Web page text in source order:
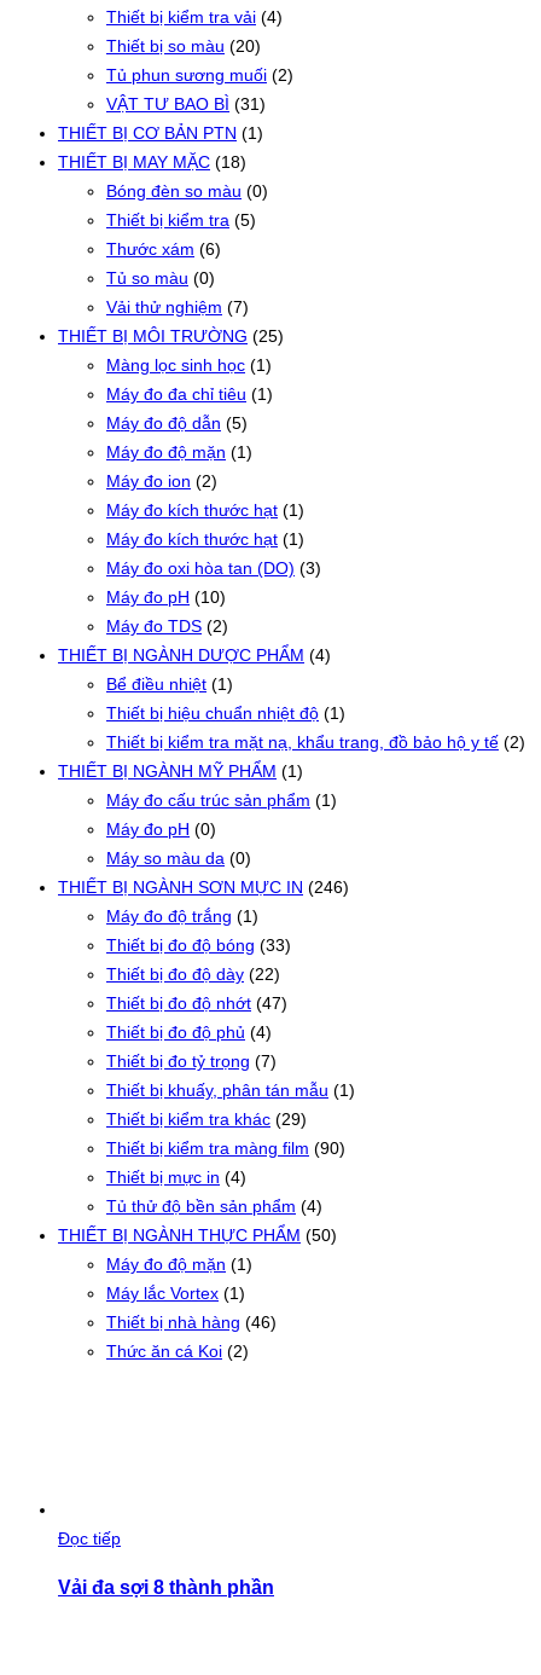
Thiết bị kiểm tra vải (4)
Thiết bị so màu (20)
Tủ phun sương muối (2)
VẬT TƯ BAO BÌ (31)
THIẾT BỊ CƠ BẢN PTN (1)
THIẾT BỊ MAY MẶC (18)
Bóng đèn so màu (0)
Thiết bị kiểm tra (5)
Thước xám (6)
Tủ so màu (0)
Vải thử nghiệm (7)
THIẾT BỊ MÔI TRƯỜNG (25)
Màng lọc sinh học (1)
Máy đo đa chỉ tiêu (1)
Máy đo độ dẫn (5)
Máy đo độ mặn (1)
Máy đo ion (2)
Máy đo kích thước hạt (1)
Máy đo kích thước hạt (1)
Máy đo oxi hòa tan (DO) (3)
Máy đo pH (10)
Máy đo TDS (2)
THIẾT BỊ NGÀNH DƯỢC PHẨM (4)
Bể điều nhiệt (1)
Thiết bị hiệu chuẩn nhiệt độ (1)
Thiết bị kiểm tra mặt nạ, khẩu trang, đồ bảo hộ y tế (2)
THIẾT BỊ NGÀNH MỸ PHẨM (1)
Máy đo cấu trúc sản phẩm (1)
Máy đo pH (0)
Máy so màu da (0)
THIẾT BỊ NGÀNH SƠN MỰC IN (246)
Máy đo độ trắng (1)
Thiết bị đo độ bóng (33)
Thiết bị đo độ dày (22)
Thiết bị đo độ nhớt (47)
Thiết bị đo độ phủ (4)
Thiết bị đo tỷ trọng (7)
Thiết bị khuấy, phân tán mẫu (1)
Thiết bị kiểm tra khác (29)
Thiết bị kiểm tra màng film (90)
Thiết bị mực in (4)
Tủ thử độ bền sản phẩm (4)
THIẾT BỊ NGÀNH THỰC PHẨM (50)
Máy đo độ mặn (1)
Máy lắc Vortex (1)
Thiết bị nhà hàng (46)
Thức ăn cá Koi (2)
Đọc tiếp
Vải đa sợi 8 thành phần